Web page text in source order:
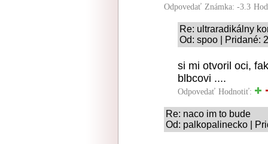
Odpovedať Známka: -3.3
Re: ultraradikálny
Od: spoo | Pridané:
si mi otvoril oci,
blbcovi ....
Odpovedať Hodnotiť:
Re: naco im to bude
Od: palkopalinecko |